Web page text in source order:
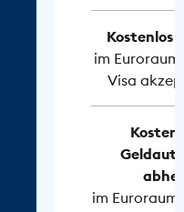
Kostenlos
im
Visa
im